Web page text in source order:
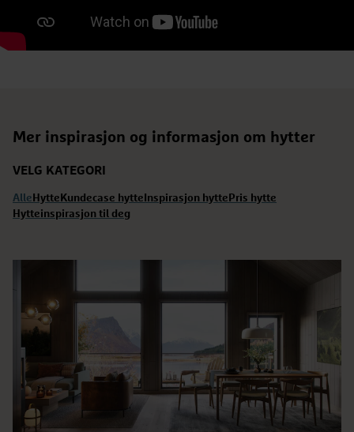
Mer inspirasjon og informasjon om hytter
VELG KATEGORI
Alle Hytte Kundecase hytte Inspirasjon hytte Pris hytte
Hytteinspirasjon til deg